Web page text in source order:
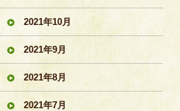
2021年10月
2021年9月
2021年8月
2021年7月